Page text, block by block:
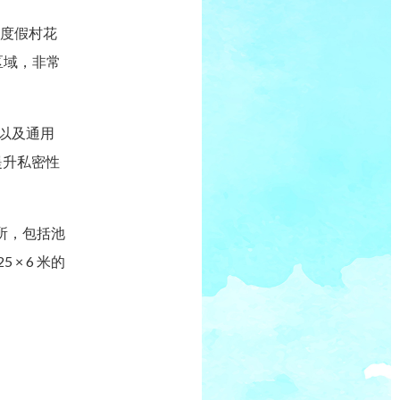
假村花
，非常
及通用
私密性
，包括池
× 6 米的